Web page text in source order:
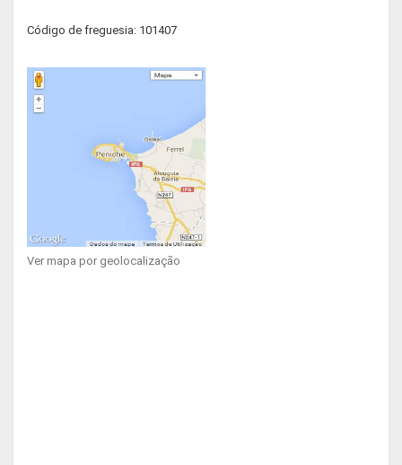
Código de freguesia: 101407
Ver mapa por geolocalização